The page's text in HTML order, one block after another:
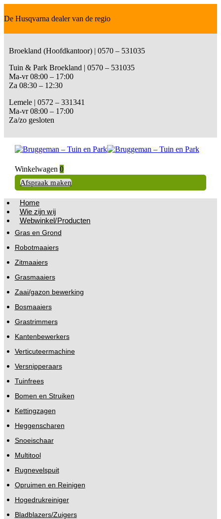
De Husqvarna dealer van de regio
Broekland (Hoofdkantoor) | 0570 – 531035
Tuin & Park Broekland | 0570 – 531035
Ma-vr 08:00 – 17:00
Za 08:30 – 12:30
Lemele | 0572 – 331341
Ma-vr 08:00 – 17:00
Za/zo gesloten
Winkelwagen 0
Afspraak maken
Home
Wie zijn wij
Webwinkel/Producten
Gras en Grond
Robotmaaiers
Zitmaaiers
Grasmaaiers
Zaai/gazon bewerking
Bosmaaiers
Grastrimmers
Kantenbewerkers
Verticuteermachine
Versnipperaars
Tuinfrees
Bomen en Struiken
Kettingzagen
Heggenscharen
Snoeischaar
Multitool
Rugnevelspuit
Opruimen en Reinigen
Hogedrukreiniger
Bladblazers/Zuigers